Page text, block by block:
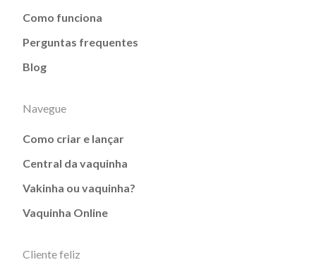
Como funciona
Perguntas frequentes
Blog
Navegue
Como criar e lançar
Central da vaquinha
Vakinha ou vaquinha?
Vaquinha Online
Cliente feliz